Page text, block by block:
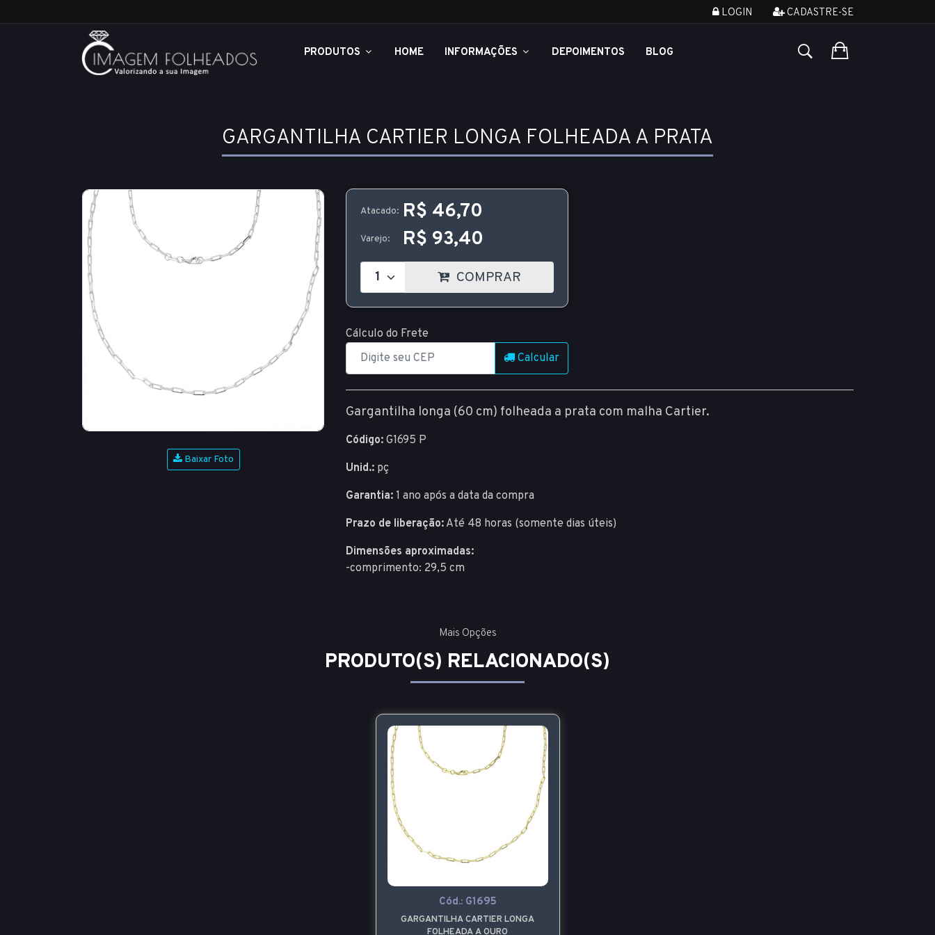
LOGIN CADASTRE-SE
PRODUTOS HOME INFORMAÇÕES DEPOIMENTOS BLOG
GARGANTILHA CARTIER LONGA FOLHEADA A PRATA
Baixar Foto
Atacado: R$ 46,70
Varejo: R$ 93,40
COMPRAR
Cálculo do Frete
Calcular
Gargantilha longa (60 cm) folheada a prata com malha Cartier.
Código: G1695 P
Unid.: pç
Garantia: 1 ano após a data da compra
Prazo de liberação: Até 48 horas (somente dias úteis)
Dimensões aproximadas:
-comprimento: 29,5 cm
Mais Opções
PRODUTO(S) RELACIONADO(S)
Cód.: G1695
GARGANTILHA CARTIER LONGA
FOLHEADA A OURO